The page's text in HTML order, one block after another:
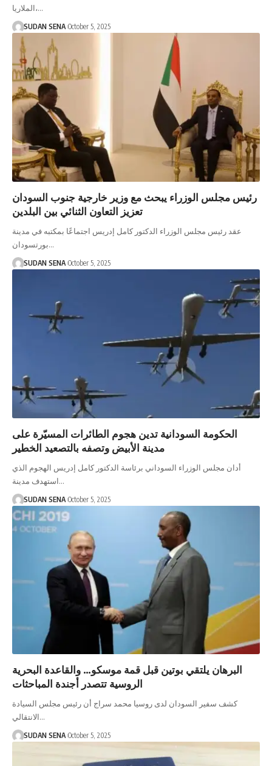
الملاريا،…
SUDAN SENA October 5, 2025
رئيس مجلس الوزراء يبحث مع وزير خارجية جنوب السودان
تعزيز التعاون الثنائي بين البلدين
عقد رئيس مجلس الوزراء الدكتور كامل إدريس اجتماعًا بمكتبه في مدينة
بورتسودان…
SUDAN SENA October 5, 2025
الحكومة السودانية تدين هجوم الطائرات المسيّرة على
مدينة الأبيض وتصفه بالتصعيد الخطير
أدان مجلس الوزراء السوداني برئاسة الدكتور كامل إدريس الهجوم الذي
استهدف مدينة…
SUDAN SENA October 5, 2025
البرهان يلتقي بوتين قبل قمة موسكو… والقاعدة البحرية
الروسية تتصدر أجندة المباحثات
كشف سفير السودان لدى روسيا محمد سراج أن رئيس مجلس السيادة
الانتقالي…
SUDAN SENA October 5, 2025